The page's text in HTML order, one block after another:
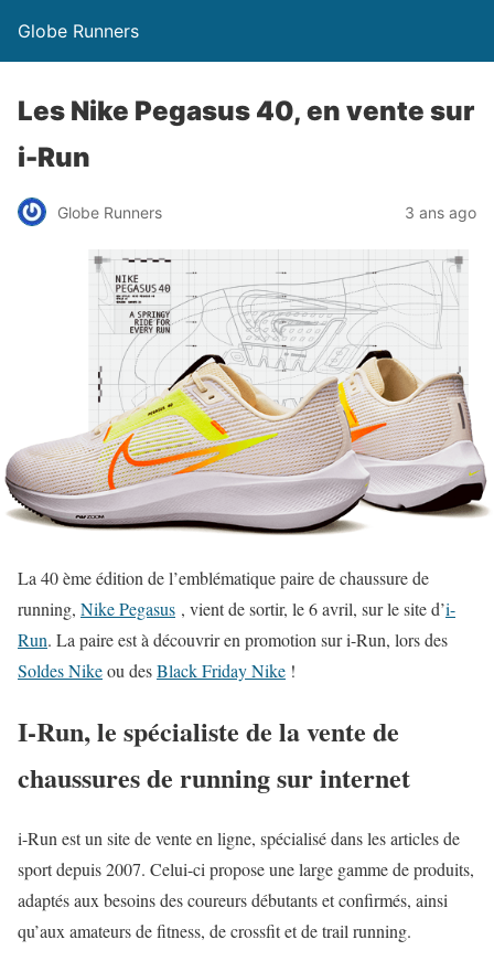
Globe Runners
Les Nike Pegasus 40, en vente sur
i-Run
Globe Runners 3 ans ago
La 40 ème édition de l’emblématique paire de chaussure de
running, Nike Pegasus , vient de sortir, le 6 avril, sur le site d’i-
Run. La paire est à découvrir en promotion sur i-Run, lors des
Soldes Nikeou desBlack Friday Nike !
I-Run, le spécialiste de la vente de
chaussures de running sur internet
i-Run est un site de vente en ligne, spécialisé dans les articles de
sport depuis 2007. Celui-ci propose une large gamme de produits,
adaptés aux besoins des coureurs débutants et confirmés, ainsi
qu’aux amateurs de fitness, de crossfit et de trail running.